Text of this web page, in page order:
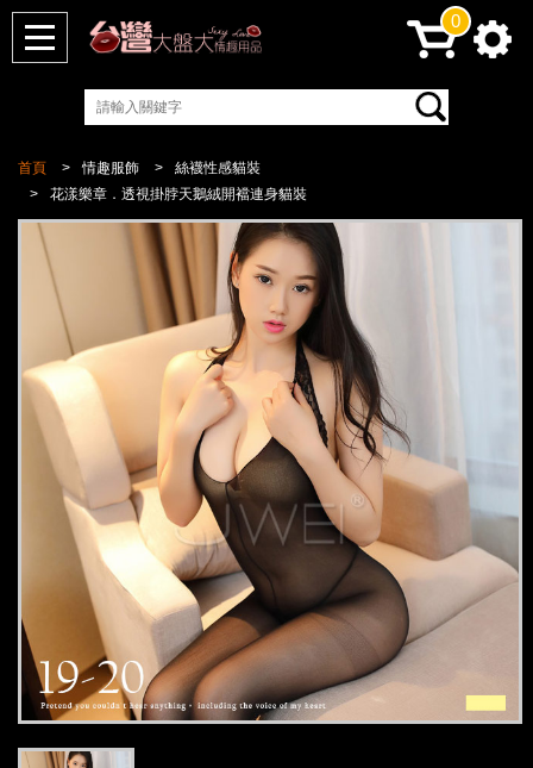
首頁 情趣服飾
絲襪性感貓裝
花漾樂章．透視掛脖天鵝絨開襠連身貓裝
0